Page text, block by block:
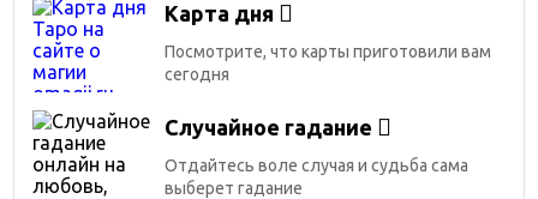
Карта дня
Посмотрите, что карты приготовили вам
сегодня
Случайное гадание
Отдайтесь воле случая и судьба сама
выберет гадание